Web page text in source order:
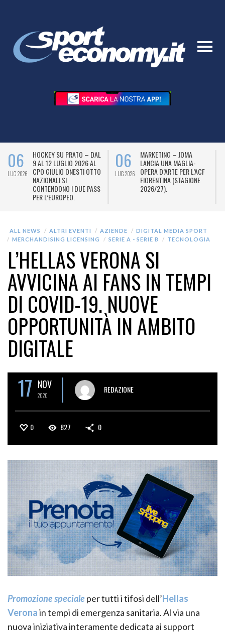
06
LUG 2026
HOCKEY SU PRATO – DAL
9 AL 12 LUGLIO 2026 AL
CPO GIULIO ONESTI OTTO
NAZIONALI SI
CONTENDONO I DUE PASS
PER L’EUROPEO.
06
LUG 2026
MARKETING – JOMA
LANCIA UNA MAGLIA-
OPERA D’ARTE PER L’ACF
FIORENTINA (STAGIONE
2026/27).
ALL NEWS ALTRI EVENTI AZIENDE
DIGITAL MEDIA SPORT
MERCHANDISING LICENSING
SERIE A - SERIE B TECNOLOGIA
L’HELLAS VERONA SI
AVVICINA AI FANS IN TEMPI
DI COVID-19. NUOVE
OPPORTUNITÀ IN AMBITO
DIGITALE
17 NOV
2020
REDAZIONE
0 827 0
Promozione specialeper tutti i tifosi dell’Hellas
Veronain tempi di emergenza sanitaria. Al via una
nuova iniziativa interamente dedicata ai support